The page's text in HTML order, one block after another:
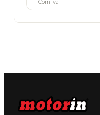
Com Iva